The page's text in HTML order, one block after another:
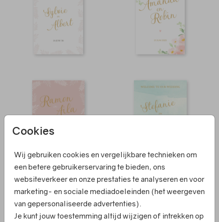
Cookies
Wij gebruiken cookies en vergelijkbare technieken om
een betere gebruikerservaring te bieden, ons
websiteverkeer en onze prestaties te analyseren en voor
marketing- en sociale mediadoeleinden (het weergeven
van gepersonaliseerde advertenties).
Je kunt jouw toestemming altijd wijzigen of intrekken op